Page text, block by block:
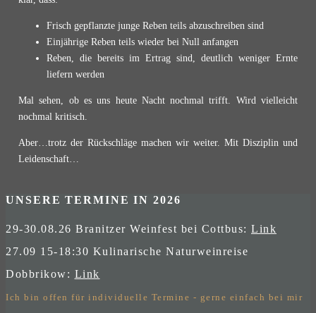
Frisch gepflanzte junge Reben teils abzuschreiben sind
Einjährige Reben teils wieder bei Null anfangen
Reben, die bereits im Ertrag sind, deutlich weniger Ernte
liefern werden
Mal sehen, ob es uns heute Nacht nochmal trifft. Wird vielleicht
nochmal kritisch.
Aber…trotz der Rückschläge machen wir weiter. Mit Disziplin und
Leidenschaft…
UNSERE TERMINE IN 2026
29-30.08.26 Branitzer Weinfest bei Cottbus: Link
27.09 15-18:30 Kulinarische Naturweinreise
Dobbrikow: Link
Ich bin offen für individuelle Termine - gerne einfach bei mir